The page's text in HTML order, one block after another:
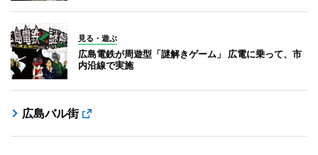
見る・遊ぶ
広島電鉄が周遊型「謎解きゲーム」 広電に乗って、市
内沿線で実施
広島バル街